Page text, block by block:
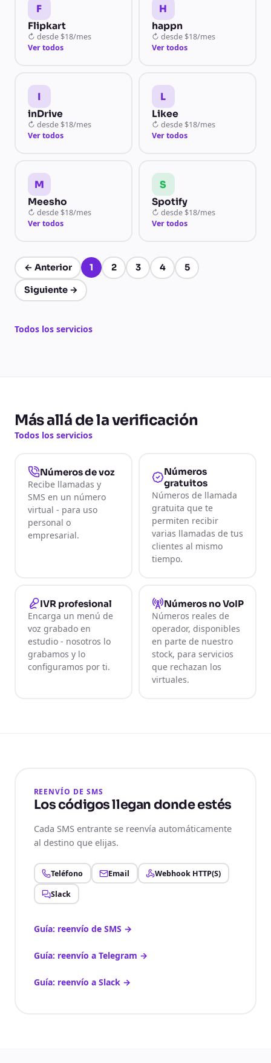
F
Flipkart
↻ desde $18/mes
Ver todos
H
happn
↻ desde $18/mes
Ver todos
I
inDrive
↻ desde $18/mes
Ver todos
L
Likee
↻ desde $18/mes
Ver todos
M
Meesho
↻ desde $18/mes
Ver todos
S
Spotify
↻ desde $18/mes
Ver todos
← Anterior 1 2 3 4 5
Siguiente→
Página 1 de 5
Todos los servicios
Más allá de la verificación
Todos los servicios
Números de voz
Recibe llamadas y
SMS en un número
virtual - para uso
personal o
empresarial.
Números
gratuitos
Números de llamada
gratuita que te
permiten recibir
varias llamadas de tus
clientes al mismo
tiempo.
IVR profesional
Encarga un menú de
voz grabado en
estudio - nosotros lo
grabamos y lo
configuramos por ti.
Números no VoIP
Números reales de
operador, disponibles
en parte de nuestro
stock, para servicios
que rechazan los
virtuales.
REENVÍO DE SMS
Los códigos llegan donde estés
Cada SMS entrante se reenvía automáticamente
al destino que elijas.
Teléfono Email
Webhook HTTP(S)
Slack
Guía: reenvío de SMS →
Guía: reenvío a Telegram →
Guía: reenvío a Slack→